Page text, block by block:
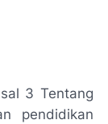
3 Tentang
pendidikan